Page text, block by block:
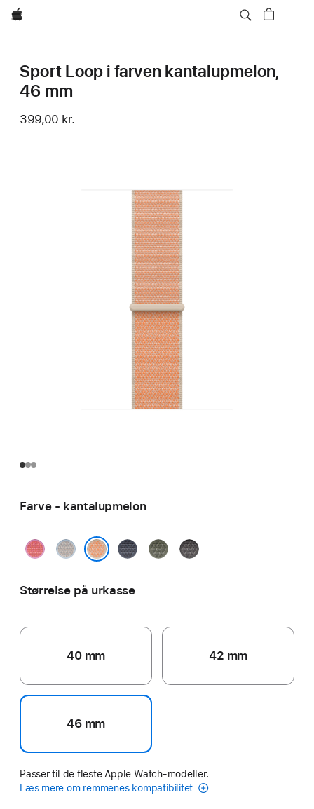
Apple
Sport Loop i farven kantalupmelon,
46 mm
399,00 kr.
Farve - kantalupmelon
guavapink
blå
tågedis
stålblåskovgrønmørkegrå
Størrelse på urkasse
40 mm 42 mm
46 mm
Passer til de fleste Apple Watch-modeller.
Læs mere om remmenes kompatibilitet